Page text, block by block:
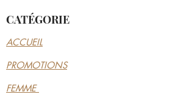
Hauteur de la plate-forme: 2 cm
Fermeture: Fermeture à glissière
CATÉGORIE
ACCUEIL
PROMOTIONS
FEMME